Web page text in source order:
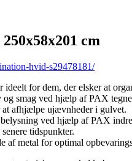
cm
hvid-s29478181/
for dem, der elsker at
smag ved hjælp af PAX
afhjælpe ujævnheder i gulvet.
ved hjælp af PAX
tidspunkter.
af metal for optimal